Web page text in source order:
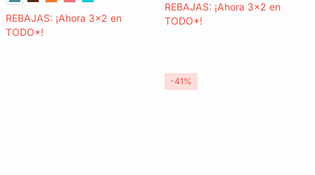
REBAJAS: ¡Ahora 3x2 en
TODO*!
REBAJAS: ¡Ahora 3x2 en
TODO*!
-41%